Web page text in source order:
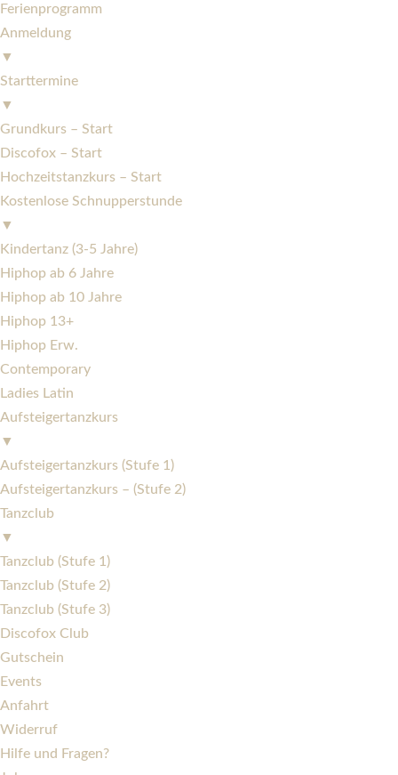
Ferienprogramm
Anmeldung
▼
Starttermine
▼
Grundkurs – Start
Discofox – Start
Hochzeitstanzkurs – Start
Kostenlose Schnupperstunde
▼
Kindertanz (3-5 Jahre)
Hiphop ab 6 Jahre
Hiphop ab 10 Jahre
Hiphop 13+
Hiphop Erw.
Contemporary
Ladies Latin
Aufsteigertanzkurs
▼
Aufsteigertanzkurs (Stufe 1)
Aufsteigertanzkurs – (Stufe 2)
Tanzclub
▼
Tanzclub (Stufe 1)
Tanzclub (Stufe 2)
Tanzclub (Stufe 3)
Discofox Club
Gutschein
Events
Anfahrt
Widerruf
Hilfe und Fragen?